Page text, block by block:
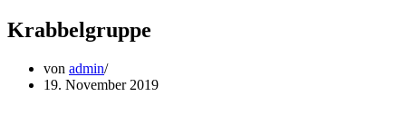
Krabbelgruppe
von admin
19. November 2019